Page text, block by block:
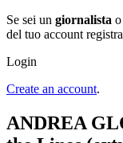
Se sei un giornalista
del tuo account
Login
Create an account.
ANDREA